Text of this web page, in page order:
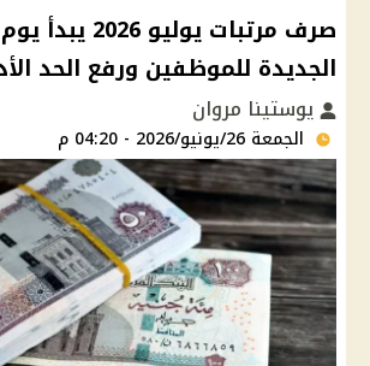
الجديدة للموظفين ورفع الحد
يوستينا مروان
الجمعة 26/يونيو/2026 - 04:20 م